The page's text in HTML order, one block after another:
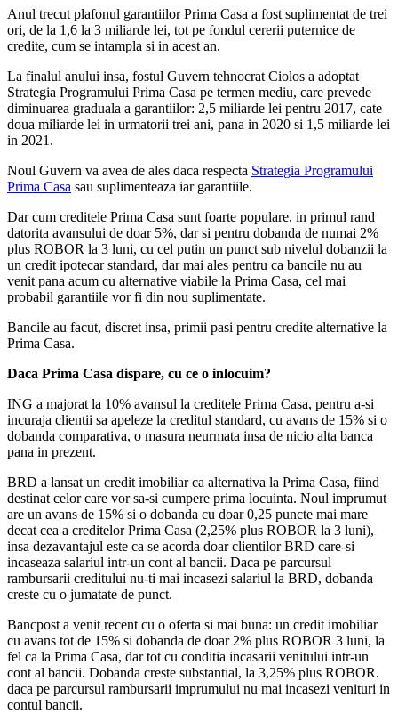
Anul trecut plafonul garantiilor Prima Casa a fost suplimentat de trei
ori, de la 1,6 la 3 miliarde lei, tot pe fondul cererii puternice de
credite, cum se intampla si in acest an.
La finalul anului insa, fostul Guvern tehnocrat Ciolos a adoptat
Strategia Programului Prima Casa pe termen mediu, care prevede
diminuarea graduala a garantiilor: 2,5 miliarde lei pentru 2017, cate
doua miliarde lei in urmatorii trei ani, pana in 2020 si 1,5 miliarde lei
in 2021.
Noul Guvern va avea de ales daca respecta Strategia Programului
Prima Casa sau suplimenteaza iar garantiile.
Dar cum creditele Prima Casa sunt foarte populare, in primul rand
datorita avansului de doar 5%, dar si pentru dobanda de numai 2%
plus ROBOR la 3 luni, cu cel putin un punct sub nivelul dobanzii la
un credit ipotecar standard, dar mai ales pentru ca bancile nu au
venit pana acum cu alternative viabile la Prima Casa, cel mai
probabil garantiile vor fi din nou suplimentate.
Bancile au facut, discret insa, primii pasi pentru credite alternative la
Prima Casa.
Daca Prima Casa dispare, cu ce o inlocuim?
ING a majorat la 10% avansul la creditele Prima Casa, pentru a-si
incuraja clientii sa apeleze la creditul standard, cu avans de 15% si o
dobanda comparativa, o masura neurmata insa de nicio alta banca
pana in prezent.
BRD a lansat un credit imobiliar ca alternativa la Prima Casa, fiind
destinat celor care vor sa-si cumpere prima locuinta. Noul imprumut
are un avans de 15% si o dobanda cu doar 0,25 puncte mai mare
decat cea a creditelor Prima Casa (2,25% plus ROBOR la 3 luni),
insa dezavantajul este ca se acorda doar clientilor BRD care-si
incaseaza salariul intr-un cont al bancii. Daca pe parcursul
rambursarii creditului nu-ti mai incasezi salariul la BRD, dobanda
creste cu o jumatate de punct.
Bancpost a venit recent cu o oferta si mai buna: un credit imobiliar
cu avans tot de 15% si dobanda de doar 2% plus ROBOR 3 luni, la
fel ca la Prima Casa, dar tot cu conditia incasarii venitului intr-un
cont al bancii. Dobanda creste substantial, la 3,25% plus ROBOR.
daca pe parcursul rambursarii imprumului nu mai incasezi venituri in
contul bancii.